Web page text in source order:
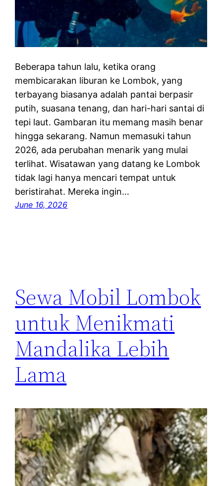
Beberapa tahun lalu, ketika orang
membicarakan liburan ke Lombok, yang
terbayang biasanya adalah pantai berpasir
putih, suasana tenang, dan hari-hari santai di
tepi laut. Gambaran itu memang masih benar
hingga sekarang. Namun memasuki tahun
2026, ada perubahan menarik yang mulai
terlihat. Wisatawan yang datang ke Lombok
tidak lagi hanya mencari tempat untuk
beristirahat. Mereka ingin…
June 16, 2026
Sewa Mobil Lombok
untuk Menikmati
Mandalika Lebih
Lama